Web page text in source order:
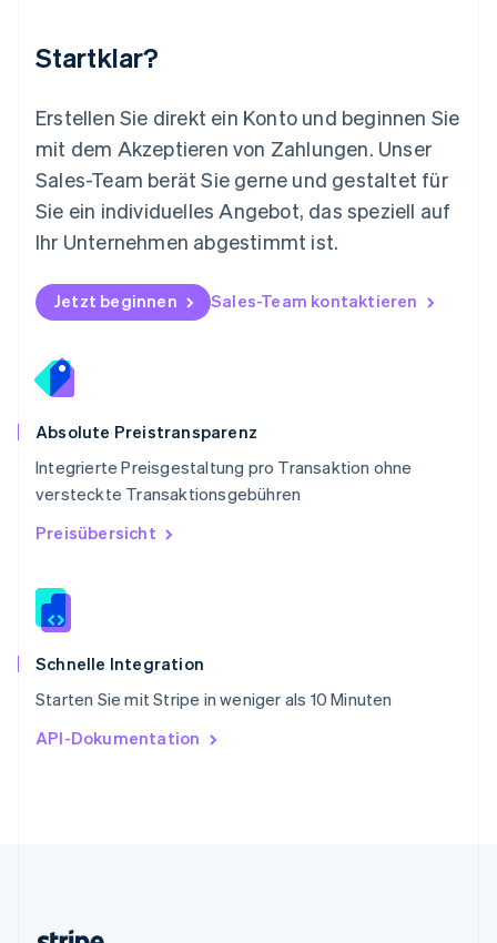
Startklar?
Erstellen Sie direkt ein Konto und beginnen Sie
mit dem Akzeptieren von Zahlungen. Unser
Sales-Team berät Sie gerne und gestaltet für
Sie ein individuelles Angebot, das speziell auf
Ihr Unternehmen abgestimmt ist.
Jetzt beginnen Sales-Team kontaktieren
Absolute Preistransparenz
Integrierte Preisgestaltung pro Transaktion ohne
versteckte Transaktionsgebühren
Preisübersicht
Schnelle Integration
Starten Sie mit Stripe in weniger als 10 Minuten
API-Dokumentation
Nederlands English
Norwegen
Österreich
Polen
English
Portugal
Português English
Rumänien
Schweden
Svenska English
Deutsch
Singapur
English
Slowakei
Slowenien
EnglishItaliano
Sonderverwaltungsregion Hongkong,
Spanien
Thailand
ไทยEnglish
English
English